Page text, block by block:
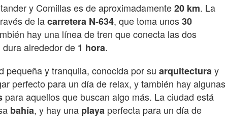
y Comillas es de aproximadamente20 km. La
de lacarretera N-634, que toma unos30
hay una línea de tren que conecta las dos
alrededor de 1 hora.
pequeña y tranquila, conocida por su arquitecturay
perfecto para un día de relax, y también hay algunas
para aquellos que buscan algo más. La ciudad está
bahía, y hay una playa perfecta para un día de